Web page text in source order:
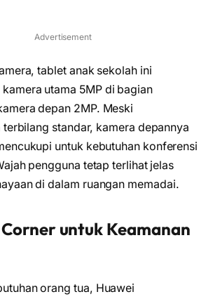
Advertisement
tablet anak sekolah ini
utama 5MP di bagian
depan 2MP. Meski
standar, kamera depannya
untuk kebutuhan konferensi
pengguna tetap terlihat jelas
di dalam ruangan memadai.
untuk Keamanan
orang tua, Huawei